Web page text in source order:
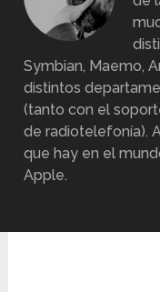
Symbian, Maemo,
distintos
(tanto con el
de radiotelefonía).
que hay en el
Apple.